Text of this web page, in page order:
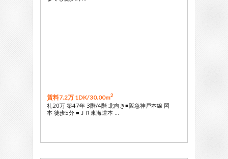
賃料7.2万 1DK/30.00m2
礼20万 築47年 3階/4階 北向き■阪急神戸本線 岡
本 徒歩5分 ■ＪＲ東海道本 …